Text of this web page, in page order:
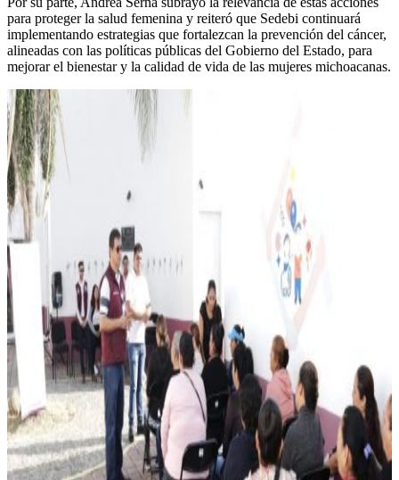
para proteger la salud femenina y reiteró que Sedebi continuará
implementando estrategias que fortalezcan la prevención del cáncer,
alineadas con las políticas públicas del Gobierno del Estado, para
mejorar el bienestar y la calidad de vida de las mujeres michoacanas.